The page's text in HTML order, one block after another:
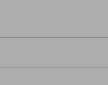
metsätaloudessa, jossa